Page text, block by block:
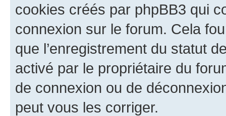
cookies créés par phpBB3 qui
connexion sur le forum. Cela
que l’enregistrement du statut
activé par le propriétaire du
de connexion ou de
peut vous les corriger.